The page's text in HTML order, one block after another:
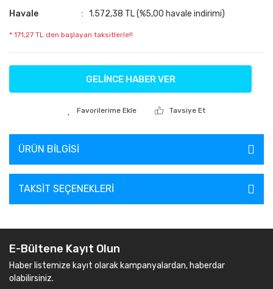
Havale 1.572,38 TL (%5,00 havale indirimi)
* 171,27 TL den başlayan taksitlerle!!
GELİNCE HABER VER
Tavsiye Et
ÜRÜN BILGISI
TAKSIT SEÇENEKLERI
E-Bültene Kayıt Olun
Haber listemize kayıt olarak kampanyalardan, haberdar
olabilirsiniz.